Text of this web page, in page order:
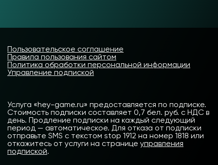
Пользовательское соглашение
Правила пользования сайтом
Политика обработки персональной информации
Управление подпиской
Услуга «hey-game.ru» предоставляется по подписке.
Стоимость подписки составляет 0,7 бел. руб. с НДС в
день. Продление подписки на каждый следующий
период — автоматическое. Для отказа от подписки
отправьте SMS с текстом stop 1912 на номер 1818 или
откажитесь от услуги на странице управления
подпиской.